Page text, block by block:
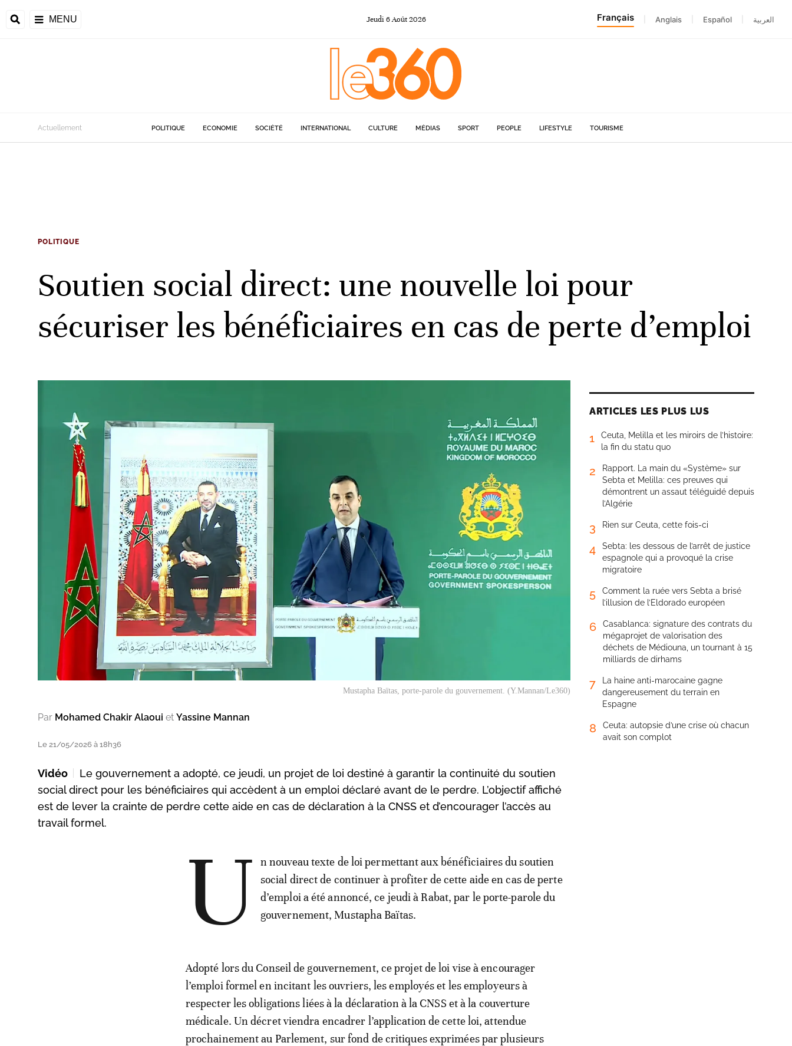
MENU Jeudi 6Août 2026 Français Anglais Español العربية
Actuellement POLITIQUE ECONOMIE SOCIÉTÉ INTERNATIONAL CULTURE MÉDIAS SPORT PEOPLE LIFESTYLE TOURISME
POLITIQUE
Soutien social direct: une nouvelle loi pour
sécuriser les bénéficiaires en cas de perte d’emploi
Mustapha Baïtas, porte-parole du gouvernement. (Y.Mannan/Le360)
Par Mohamed Chakir Alaoui et Yassine Mannan
Le 21/05/2026 à 18h36
Vidéo
Le gouvernement a adopté, ce jeudi, un projet de loi destiné à garantir la continuité du soutien
social direct pour les bénéficiaires qui accèdent à un emploi déclaré avant de le perdre. L’objectif affiché
est de lever la crainte de perdre cette aide en cas de déclaration à la CNSS et d’encourager l’accès au
travail formel.
U
n nouveau texte de loi permettant aux bénéficiaires du soutien
social direct de continuer à profiter de cette aide en cas de perte
d’emploi a été annoncé, ce jeudi à Rabat, par le porte-parole du
gouvernement, Mustapha Baïtas.
Adopté lors du Conseil de gouvernement, ce projet de loi vise à encourager
l’emploi formel en incitant les ouvriers, les employés et les employeurs à
respecter les obligations liées à la déclaration à la CNSS et à la couverture
médicale. Un décret viendra encadrer l’application de cette loi, attendue
prochainement au Parlement, sur fond de critiques exprimées par plusieurs
ARTICLES LES PLUS LUS
1
Ceuta, Melilla et les miroirs de l’histoire:
la fin du statu quo
2
Rapport. La main du «Système» sur
Sebta et Melilla: ces preuves qui
démontrent un assaut téléguidé depuis
l’Algérie
3 Rien sur Ceuta, cette fois-ci
4
Sebta: les dessous de l’arrêt de justice
espagnole qui a provoqué la crise
migratoire
5
Comment la ruée vers Sebta a brisé
l’illusion de l’Eldorado européen
6
Casablanca: signature des contrats du
mégaprojet de valorisation des
déchets de Médiouna, un tournant à 15
milliards de dirhams
7
La haine anti-marocaine gagne
dangereusement du terrain en
Espagne
8
Ceuta: autopsie d’une crise où chacun
avait son complot